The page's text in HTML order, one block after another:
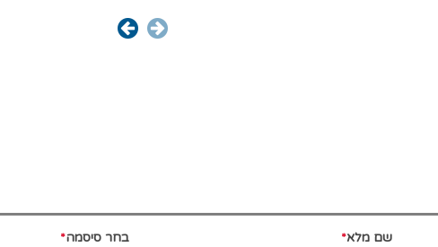
שם מלא בחר סיסמה